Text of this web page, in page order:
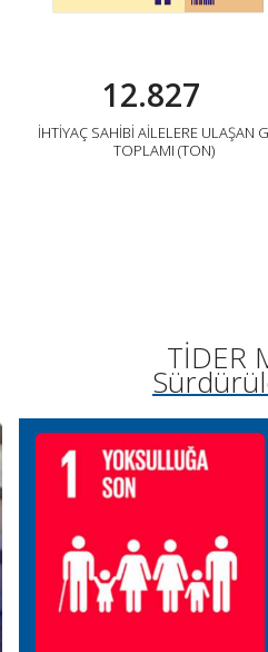
12.827
İHTİYAÇ SAHİBİ AİLELERE ULAŞAN
TOPLAMI (TON)
TİDER